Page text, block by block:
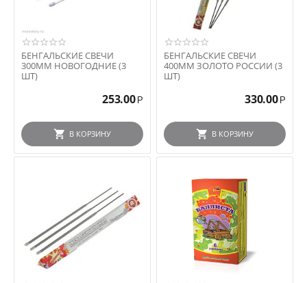
БЕНГАЛЬСКИЕ СВЕЧИ
300ММ НОВОГОДНИЕ (3
ШТ)
253.00 Р
В КОРЗИНУ
БЕНГАЛЬСКИЕ СВЕЧИ
400ММ ЗОЛОТО РОССИИ (3
ШТ)
330.00 Р
В КОРЗИНУ